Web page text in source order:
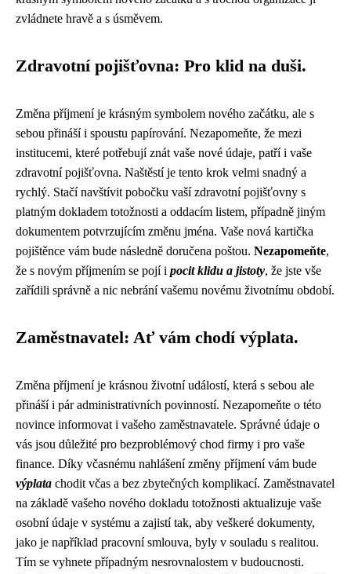
zvládnete hravě a s úsměvem.
Zdravotní pojišťovna: Pro klid na duši.
Změna příjmení je krásným symbolem nového začátku, ale s
sebou přináší i spoustu papírování. Nezapomeňte, že mezi
institucemi, které potřebují znát vaše nové údaje, patří i vaše
zdravotní pojišťovna. Naštěstí je tento krok velmi snadný a
rychlý. Stačí navštívit pobočku vaší zdravotní pojišťovny s
platným dokladem totožnosti a oddacím listem, případně jiným
dokumentem potvrzujícím změnu jména. Vaše nová kartička
pojištěnce vám bude následně doručena poštou. Nezapomeňte,
že s novým příjmením se pojí i pocit klidu a jistoty, že jste vše
zařídili správně a nic nebrání vašemu novému životnímu období.
Zaměstnavatel: Ať vám chodí výplata.
Změna příjmení je krásnou životní událostí, která s sebou ale
přináší i pár administrativních povinností. Nezapomeňte o této
novince informovat i vašeho zaměstnavatele. Správné údaje o
vás jsou důležité pro bezproblémový chod firmy i pro vaše
finance. Díky včasnému nahlášení změny příjmení vám bude
výplata chodit včas a bez zbytečných komplikací. Zaměstnavatel
na základě vašeho nového dokladu totožnosti aktualizuje vaše
osobní údaje v systému a zajistí tak, aby veškeré dokumenty,
jako je například pracovní smlouva, byly v souladu s realitou.
Tím se vyhnete případným nesrovnalostem v budoucnosti.